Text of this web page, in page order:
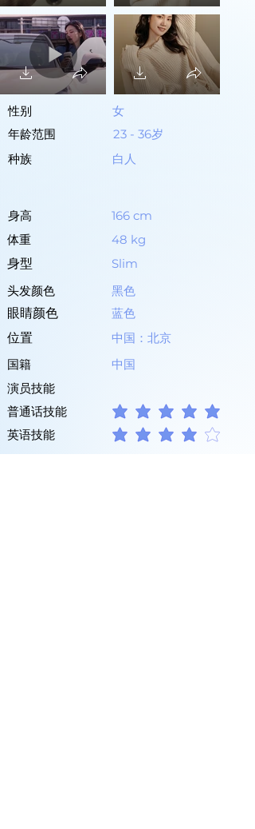
性别
女
年龄范围
23 - 36岁
种族
白人
身高
166 cm
体重
48 kg
身型
Slim
头发颜色
黑色
眼睛颜色
蓝色
位置
中国：北京
国籍
中国
演员技能
普通话技能
平均評等為 5 ，滿分 5 分
英语技能 平均評等為 4 ，滿分 5 分